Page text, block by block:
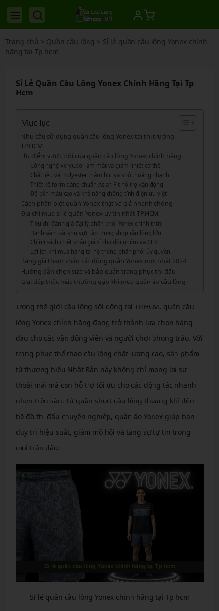
Trang chủ > Quần cầu lông > Sỉ lẻ quần cầu lông Yonex chính
hãng tại Tp hcm
Sỉ Lẻ Quần Cầu Lông Yonex Chính Hãng Tại Tp
Hcm
Mục lục
Nhu cầu sử dụng quần cầu lông Yonex tại thị trường
TP.HCM
Ưu điểm vượt trội của quần cầu lông Yonex chính hãng
Công nghệ VeryCool làm mát và giảm nhiệt cơ thể
Chất liệu vải Polyester thấm hút và khô thoáng nhanh
Thiết kế form dáng chuẩn Asian Fit hỗ trợ vận động
Độ bền màu cao và khả năng chống tĩnh điện ưu việt
Cách phân biệt quần Yonex thật và giả nhanh chóng
Địa chỉ mua sỉ lẻ quần Yonex uy tín nhất TP.HCM
Tiêu chí đánh giá đại lý phân phối Yonex chính thức
Danh sách các khu vực tập trung shop cầu lông lớn
Chính sách chiết khấu giá sỉ cho đội nhóm và CLB
Lợi ích khi mua hàng tại hệ thống phân phối ủy quyền
Bảng giá tham khảo các dòng quần Yonex mới nhất 2024
Hướng dẫn chọn size và bảo quản trang phục thi đấu
Giải đáp thắc mắc thường gặp khi mua quần áo cầu lông
Trong thế giới cầu lông sôi động tại TP.HCM, quần cầu
lông Yonex chính hãng đang trở thành lựa chọn hàng
đầu cho các vận động viên và người chơi phong trào. Với
trang phục thể thao cầu lông chất lượng cao, sản phẩm
từ thương hiệu Nhật Bản này không chỉ mang lại sự
thoải mái mà còn hỗ trợ tối ưu cho các động tác nhanh
nhẹn trên sân. Từ quần short cầu lông thoáng khí đến
bộ đồ thi đấu chuyên nghiệp, quần áo Yonex giúp bạn
duy trì hiệu suất, giảm mồ hôi và tăng sự tự tin trong
mọi trận đấu.
Sỉ lẻ quần cầu lông Yonex chính hãng tại Tp hcm